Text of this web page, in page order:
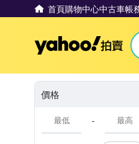
首頁購物中心中古車帳
價格
-